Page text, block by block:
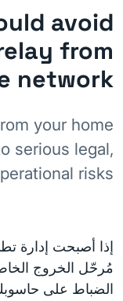
avoid
from
network
your home
serious legal,
risks.
إذا أصبحت إدارة
مُرحّل الخروج
الضباط على